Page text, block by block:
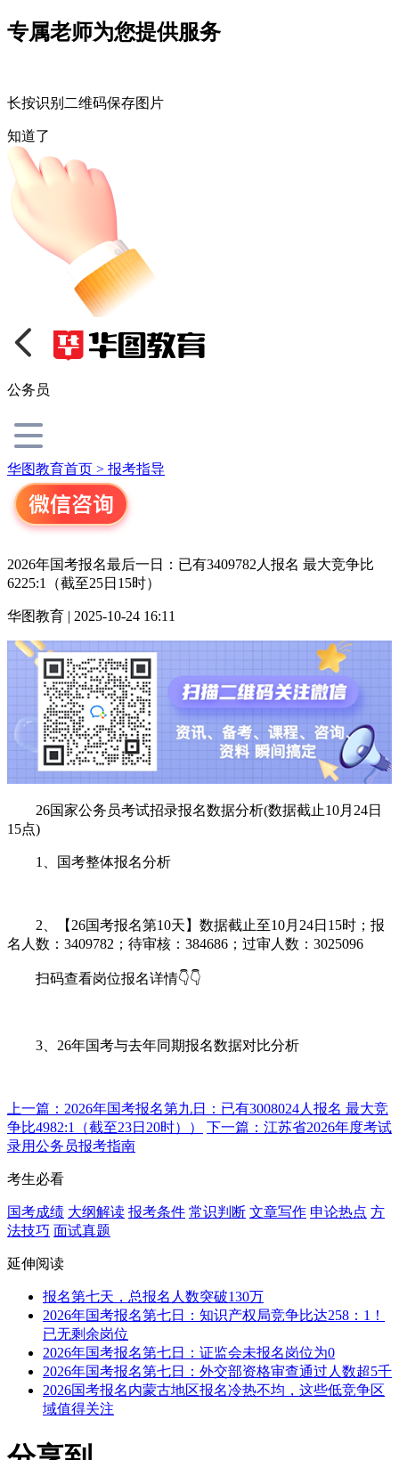
专属老师为您提供服务
长按识别二维码保存图片
知道了
公务员
华图教育首页 > 报考指导
2026年国考报名最后一日：已有3409782人报名 最大竞争比
6225:1（截至25日15时）
华图教育 | 2025-10-24 16:11
26国家公务员考试招录报名数据分析(数据截止10月24日
15点)
1、国考整体报名分析
2、【26国考报名第10天】数据截止至10月24日15时；报
名人数：3409782；待审核：384686；过审人数：3025096
扫码查看岗位报名详情👇👇
3、26年国考与去年同期报名数据对比分析
上一篇：2026年国考报名第九日：已有3008024人报名 最大竞
争比4982:1（截至23日20时））
下一篇：江苏省2026年度考试
录用公务员报考指南
考生必看
国考成绩 大纲解读 报考条件 常识判断 文章写作 申论热点 方
法技巧 面试真题
延伸阅读
报名第七天，总报名人数突破130万
2026年国考报名第七日：知识产权局竞争比达258：1！
已无剩余岗位
2026年国考报名第七日：证监会未报名岗位为0
2026年国考报名第七日：外交部资格审查通过人数超5千
2026国考报名内蒙古地区报名冷热不均，这些低竞争区
域值得关注